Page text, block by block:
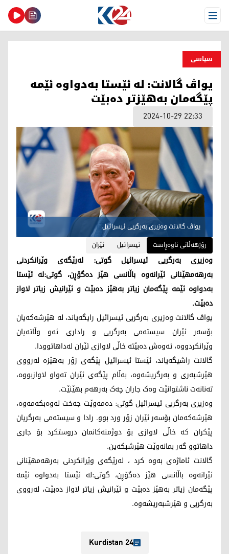
Open Menu
سیاسی
یواڤ گالانت: لە ئێستا بەدواوە ئێمە
پێگەمان بەهێزتر دەبێت
2024-10-29 22:33
یواڤ گالانت وەزیری بەرگریی ئیسرائیل
رۆژهەڵاتی ناوەڕاست
ئیسرائیل ئێران
وەزیری بەرگریی ئیسرائیل گوتی: لەرێگەی وێرانکردنی
بەرهەمهێنانی ئێرانەوە باڵانسی هێز دەگۆڕن، گوتی:لە ئێستا
بەدواوە ئێمە پێگەمان زیاتر بەهێز دەبێت و ئێرانیش زیاتر لاواز
دەبێت.
یواڤ گالانت وەزیری بەرگریی ئیسرائیل رایگەیاند، لە هێرشەکەیان
بۆسەر ئێران سیستەمی بەرگریی و راداری ئەو وڵاتەیان
وێرانکردووە، ئەوەش دەبێتە خاڵی لاوازی ئێران لەداهاتوودا.
گالانت راشیگەیاند، ئێستا ئیسرائیل پێگەی زۆر بەهێزە لەرووی
هێرشبەری و بەرگریشەوە، بەڵام پێگەی ئێران تەواو لاوازبووە،
تەنانەت ناشتوانێت وەک جاران چەک بەرهەم بهێنێت.
وەزیری بەرگریی ئیسرائیل گوتی: دەمەوێت جەخت لەوەبکەمەوە،
هێرشەکەمان بۆسەر ئێران زۆر ورد بوو. رادا و سیستەمی بەرگریان
پێکران کە خاڵی لاوازی بۆ دوژمنەکانمان دروستکرد بۆ جاری
داهاتوو گەر بمانەوێت هێرشبکەین.
گالانت ئاماژەی بەوە کرد ، لەرێگەی وێرانکردنی بەرهەمهێنانی
ئێرانەوە باڵانسی هێز دەگۆڕن، گوتی:لە ئێستا بەدواوە ئێمە
پێگەمان زیاتر بەهێز دەبێت و ئێرانیش زیاتر لاواز دەبێت، لەرووی
بەرگریی و هێرشبەریشەوە.
Kurdistan 24